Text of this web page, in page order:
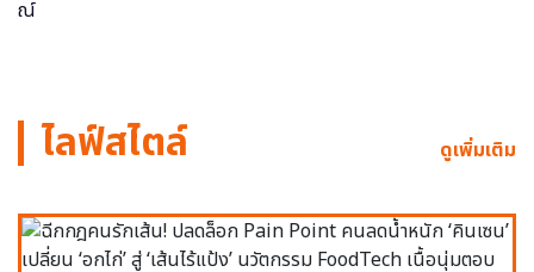
ไลฟ์สไตล์ ดูเพิ่มเติม